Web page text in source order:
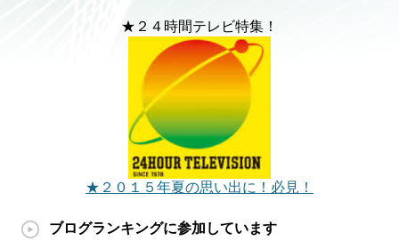
★２４時間テレビ特集！
★２０１５年夏の思い出に！必見！
ブログランキングに参加しています